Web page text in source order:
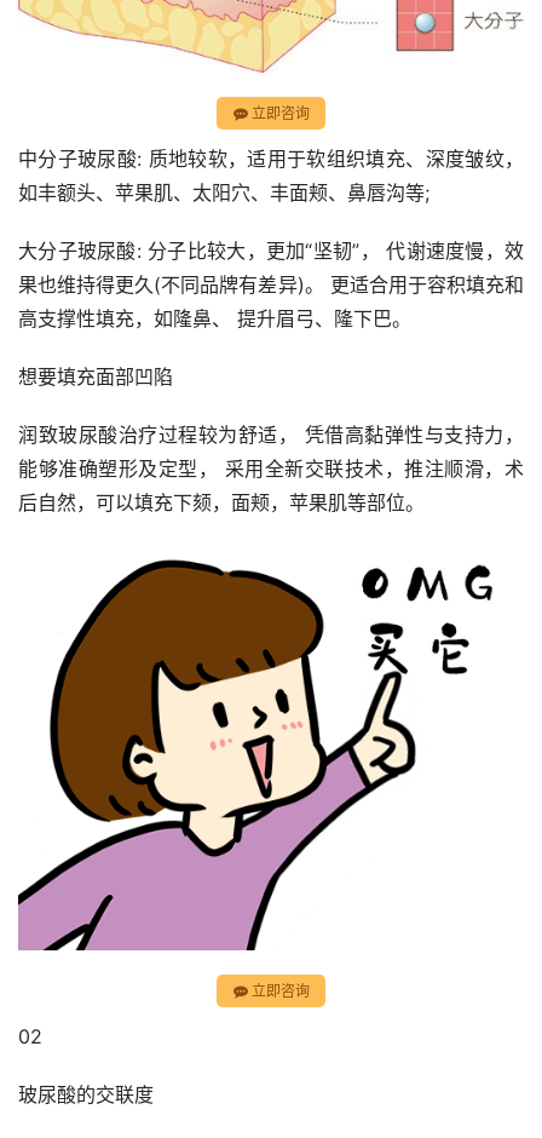
立即咨询
中分子玻尿酸: 质地较软，适用于软组织填充、深度皱纹，
如丰额头、苹果肌、太阳穴、丰面颊、鼻唇沟等;
大分子玻尿酸: 分子比较大，更加“坚韧”， 代谢速度慢，效
果也维持得更久(不同品牌有差异)。 更适合用于容积填充和
高支撑性填充，如隆鼻、 提升眉弓、隆下巴。
想要填充面部凹陷
润致玻尿酸治疗过程较为舒适， 凭借高黏弹性与支持力，
能够准确塑形及定型， 采用全新交联技术，推注顺滑，术
后自然，可以填充下颏，面颊，苹果肌等部位。
立即咨询
02
玻尿酸的交联度